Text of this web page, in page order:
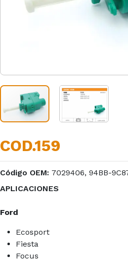
COD.159
Código OEM: 7029406, 94BB-
APLICACIONES
Ford
Ecosport
Fiesta
Focus